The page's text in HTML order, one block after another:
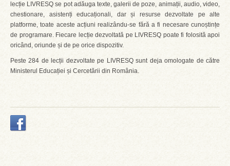
lecție LIVRESQ se pot adăuga texte, galerii de poze, animații, audio, video,
chestionare, asistenți educaționali, dar și resurse dezvoltate pe alte
platforme, toate aceste acțiuni realizându-se fără a fi necesare cunoștințe
de programare. Fiecare lecție dezvoltată pe LIVRESQ poate fi folosită apoi
oricând, oriunde și de pe orice dispozitiv.
Peste 284 de lecții dezvoltate pe LIVRESQ sunt deja omologate de către
Ministerul Educației și Cercetării din România.